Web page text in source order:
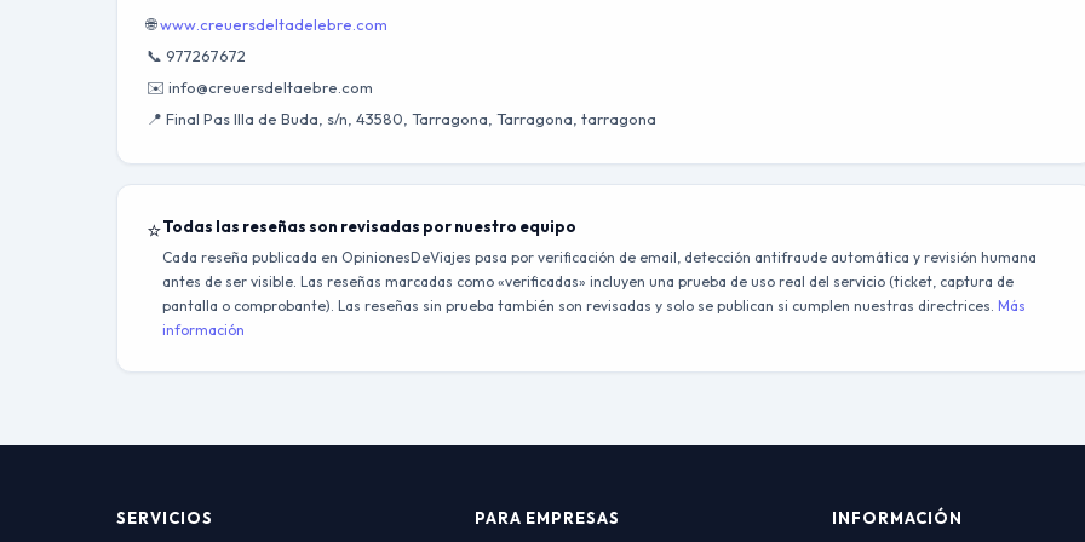
🌐www.creuersdeltadelebre.com
📞 977267672
✉️ info@creuersdeltaebre.com
📍 Final Pas Illa de Buda, s/n, 43580, Tarragona, Tarragona, tarragona
⭐Todas las reseñas son revisadas por nuestro equipo
Cada reseña publicada en OpinionesDeViajes pasa por verificación de email, detección antifraude automática y revisión humana
antes de ser visible. Las reseñas marcadas como «verificadas» incluyen una prueba de uso real del servicio (ticket, captura de
pantalla o comprobante). Las reseñas sin prueba también son revisadas y solo se publican si cumplen nuestras directrices. Más
información
SERVICIOS PARA EMPRESAS INFORMACIÓN